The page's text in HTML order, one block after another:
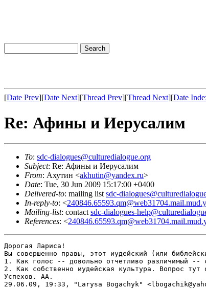
[Date Prev][Date Next][Thread Prev][Thread Next][Date
Re: Афины и Иерусалим
To: sdc-dialogues@culturedialogue.org
Subject: Re: Афины и Иерусалим
From: Ахутин <akhutin@yandex.ru>
Date: Tue, 30 Jun 2009 15:17:00 +0400
Delivered-to: mailing list sdc-
In-reply-to: <
Mailing-list: contact sdc-dialogues-
References: <
Дорогая Лариса!
Вы совершенно правы, этот иудейский (или
1. Как голос -- довольно отчетливо различимый
2. Как собственно иудейская культура. Вопрос
Успехов. АА.
29.06.09, 19:33, "Larysa Bogachyk"